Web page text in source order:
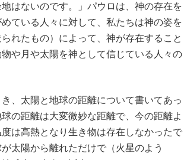
はないのです。」パウロは、神の存在を
ている人々に対して、私たちは神の姿を
れたもの）によって、神が存在すること
や月や太陽を神として信じている人々の
、太陽と地球の距離について書いてあっ
の距離は大変微妙な距離で、今の距離よ
は高熱となり生き物は存在しなかったで
太陽から離れただけで（火星のよう